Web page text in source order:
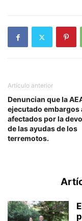
Artículo anterior
Denuncian que la
ejecutado embargos
afectados por la
de las ayudas de los
terremotos.